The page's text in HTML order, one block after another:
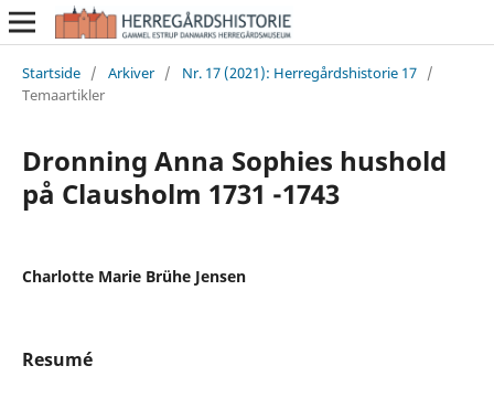
Startside / Arkiver / Nr. 17 (2021): Herregårdshistorie 17 /
Temaartikler
Dronning Anna Sophies hushold
på Clausholm 1731 -1743
Charlotte Marie Brühe Jensen
Resumé